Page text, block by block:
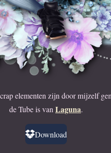
elementen zijn door mijzelf
de Tube is van Laguna.
Download